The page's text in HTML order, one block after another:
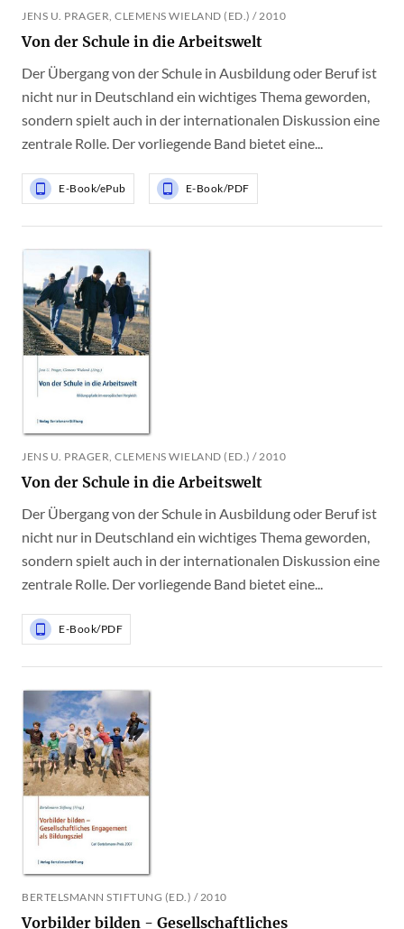
JENS U. PRAGER, CLEMENS WIELAND (ED.) / 2010
Von der Schule in die Arbeitswelt
Der Übergang von der Schule in Ausbildung oder Beruf ist
nicht nur in Deutschland ein wichtiges Thema geworden,
sondern spielt auch in der internationalen Diskussion eine
zentrale Rolle. Der vorliegende Band bietet eine...
E-Book/ePub E-Book/PDF
JENS U. PRAGER, CLEMENS WIELAND (ED.) / 2010
Von der Schule in die Arbeitswelt
Der Übergang von der Schule in Ausbildung oder Beruf ist
nicht nur in Deutschland ein wichtiges Thema geworden,
sondern spielt auch in der internationalen Diskussion eine
zentrale Rolle. Der vorliegende Band bietet eine...
E-Book/PDF
BERTELSMANN STIFTUNG (ED.) / 2010
Vorbilder bilden - Gesellschaftliches